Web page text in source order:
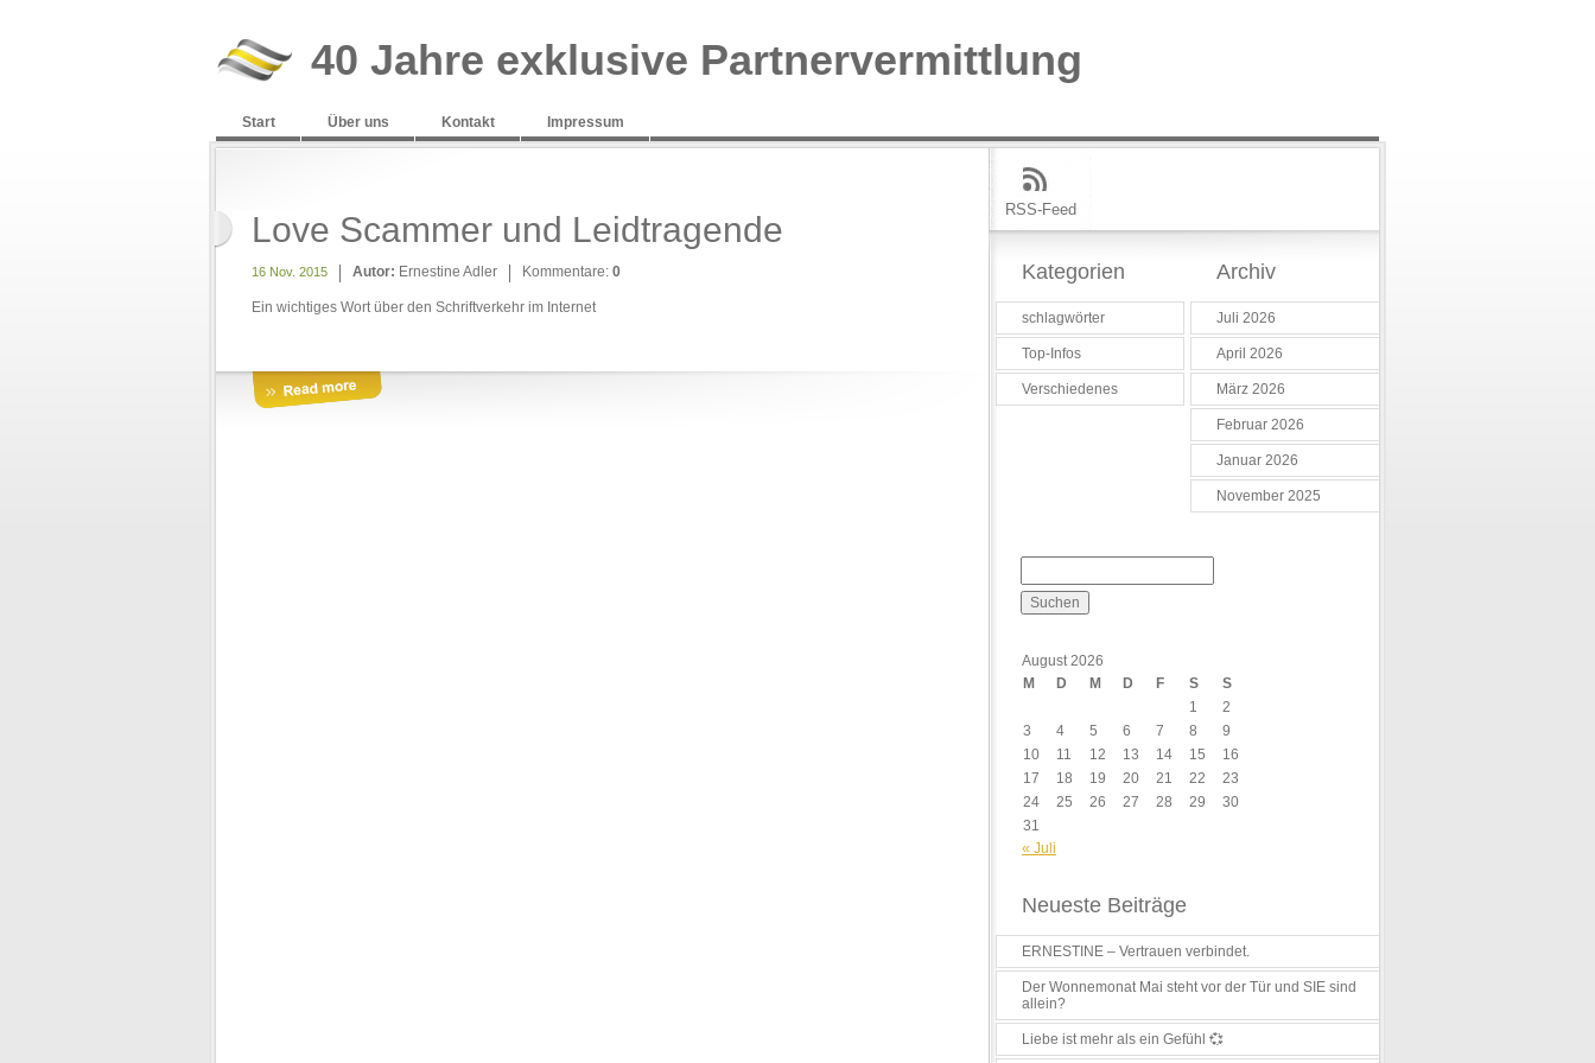
40 Jahre exklusive Partnervermittlung
Start Über uns Kontakt Impressum
Love Scammer und Leidtragende
16 Nov. 2015 Autor: Ernestine Adler Kommentare: 0
Ein wichtiges Wort über den Schriftverkehr im Internet
RSS-Feed
Kategorien
schlagwörter
Top-Infos
Verschiedenes
Archiv
Juli 2026
April 2026
März 2026
Februar 2026
Januar 2026
November 2025
August 2026
M
D M D F S
S
1
2
3
4 5 6 7 8
9
10
11 12 13 14 15
16
17
18 19 20 21 22
23
24
25 26 27 28 29
30
31
« Juli
Neueste Beiträge
ERNESTINE – Vertrauen verbindet.
Der Wonnemonat Mai steht vor der Tür und SIE sind
allein?
Liebe ist mehr als ein Gefühl 💞